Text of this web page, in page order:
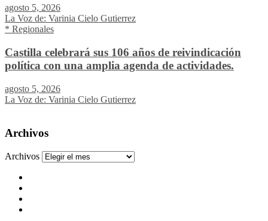
agosto 5, 2026
La Voz de: Varinia Cielo Gutierrez
* Regionales
Castilla celebrará sus 106 años de reivindicación
política con una amplia agenda de actividades.
agosto 5, 2026
La Voz de: Varinia Cielo Gutierrez
Archivos
Archivos